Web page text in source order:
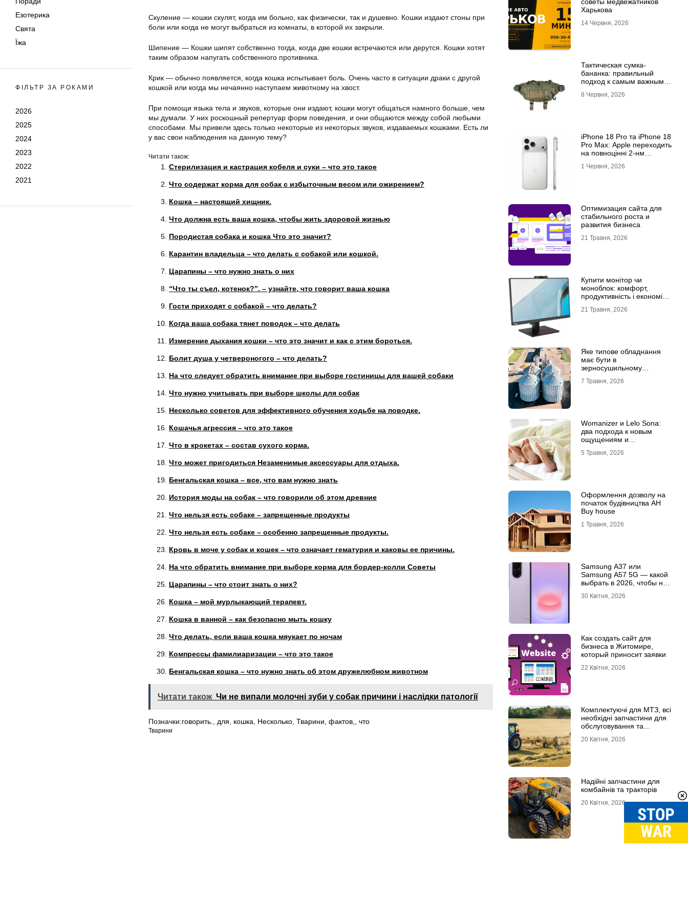
Езотерика
Свята
Їжа
ФІЛЬТР ЗА РОКАМИ
2026
2025
2024
2023
2022
2021
Скуление — кошки скулят, когда им больно, как физически, так и душевно. Кошки издают стоны при
боли или когда не могут выбраться из комнаты, в которой их закрыли.
Шипение — Кошки шипят собственно тогда, когда две кошки встречаются или дерутся. Кошки хотят
таким образом напугать собственного противника.
Крик — обычно появляется, когда кошка испытывает боль. Очень часто в ситуации драки с другой
кошкой или когда мы нечаянно наступаем животному на хвост.
При помощи языка тела и звуков, которые они издают, кошки могут общаться намного больше, чем
мы думали. У них роскошный репертуар форм поведения, и они общаются между собой любыми
способами. Мы привели здесь только некоторые из некоторых звуков, издаваемых кошками. Есть ли
у вас свои наблюдения на данную тему?
Читати також:
Стерилизация и кастрация кобеля и суки – что это такое
Что содержат корма для собак с избыточным весом или ожирением?
Кошка – настоящий хищник.
Что должна есть ваша кошка, чтобы жить здоровой жизнью
Породистая собака и кошка Что это значит?
Карантин владельца – что делать с собакой или кошкой.
Царапины – что нужно знать о них
“Что ты съел, котенок?”. – узнайте, что говорит ваша кошка
Гости приходят с собакой – что делать?
Когда ваша собака тянет поводок – что делать
Измерение дыхания кошки – что это значит и как с этим бороться.
Болит душа у четвероногого – что делать?
На что следует обратить внимание при выборе гостиницы для вашей собаки
Что нужно учитывать при выборе школы для собак
Несколько советов для эффективного обучения ходьбе на поводке.
Кошачья агрессия – что это такое
Что в крокетах – состав сухого корма.
Что может пригодиться Незаменимые аксессуары для отдыха.
Бенгальская кошка – все, что вам нужно знать
История моды на собак – что говорили об этом древние
Что нельзя есть собаке – запрещенные продукты
Что нельзя есть собаке – особенно запрещенные продукты.
Кровь в моче у собак и кошек – что означает гематурия и каковы ее причины.
На что обратить внимание при выборе корма для бордер-колли Советы
Царапины – что стоит знать о них?
Кошка – мой мурлыкающий терапевт.
Кошка в ванной – как безопасно мыть кошку
Что делать, если ваша кошка мяукает по ночам
Компрессы фамилиаризации – что это такое
Бенгальская кошка – что нужно знать об этом дружелюбном животном
Читати також Чи не випали молочні зуби у собак причини і наслідки патології
Позначки:говорить. для кошка Несколько Тварини фактов, что
Тварини
Харькова
14 Червня, 2026
Тактическая сумка-
бананка: правильный
подход к самым важным
8 Червня, 2026
iPhone 18 Pro та iPhone 18
Pro Max: Apple переходить
на повноцінні 2-нм
1 Червня, 2026
Оптимизация сайта для
стабильного роста и
развития бизнеса
21 Травня, 2026
Купити монітор чи
моноблок: комфорт,
продуктивність і економія
21 Травня, 2026
Яке типове обладнання
має бути в
зерносушильному
7 Травня, 2026
Womanizer и Lelo Sona:
два подхода к новым
ощущениям и
5 Травня, 2026
Оформлення дозволу на
початок будівництва АН
Buy house
1 Травня, 2026
Samsung A37 или
Samsung A57 5G — какой
выбрать в 2026, чтобы не
30 Квітня, 2026
Как создать сайт для
бизнеса в Житомире,
который приносит заявки
22 Квітня, 2026
Комплектуючі для МТЗ, всі
необхідні запчастини для
обслуговування та
20 Квітня, 2026
Надійні запчастини для
комбайнів та тракторів
20 Квітня, 2026